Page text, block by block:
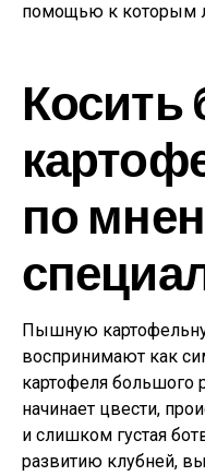
помощью к которым
Косить
по
Пышную
воспринимают как
картофеля большого
начинает цвести,
и слишком густая
развитию клубней,